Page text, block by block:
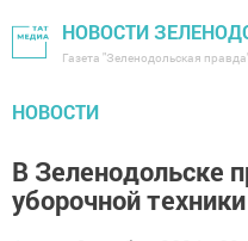
НОВОСТИ
Газета "Зеленодольская
НОВОСТИ
В Зеленодольске
уборочной